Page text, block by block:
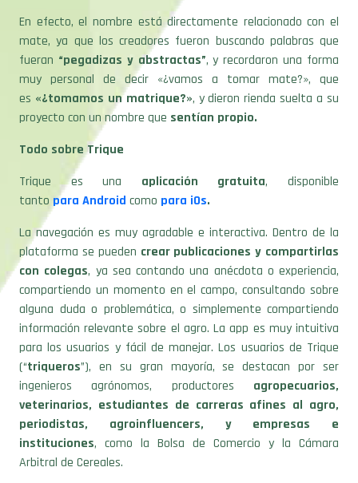
En efecto, el nombre está directamente relacionado con el
mate, ya que los creadores fueron buscando palabras que
fueran “pegadizas y abstractas”, y recordaron una forma
muy personal de decir «¿vamos a tomar mate?», que
es «¿tomamos un matrique?», y dieron rienda suelta a su
proyecto con un nombre que sentían propio.
Todo sobre Trique
Trique es una aplicación gratuita, disponible
tanto para Android como para iOs.
La navegación es muy agradable e interactiva. Dentro de la
plataforma se pueden crear publicaciones y compartirlas
con colegas, ya sea contando una anécdota o experiencia,
compartiendo un momento en el campo, consultando sobre
alguna duda o problemática, o simplemente compartiendo
información relevante sobre el agro. La app es muy intuitiva
para los usuarios y fácil de manejar. Los usuarios de Trique
(“triqueros”), en su gran mayoría, se destacan por ser
ingenieros agrónomos, productores agropecuarios,
veterinarios, estudiantes de carreras afines al agro,
periodistas, agroinfluencers, y empresas e
instituciones, como la Bolsa de Comercio y la Cámara
Arbitral de Cereales.